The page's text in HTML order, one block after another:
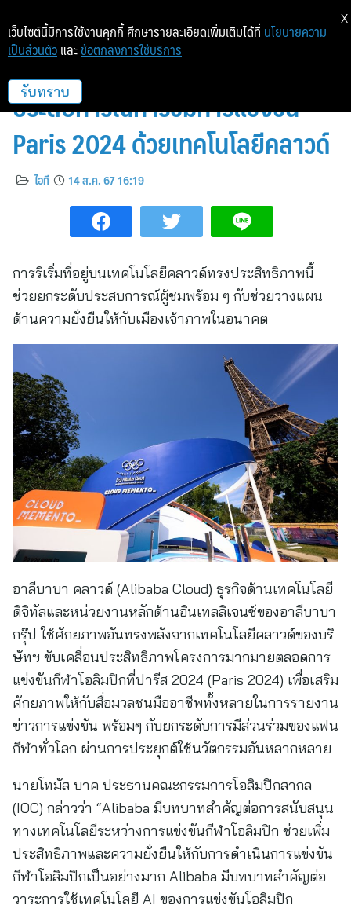
​Alibaba Cloud ยกระดับ
ประสบการณ์การชมการแข่งขัน
Paris 2024 ด้วยเทคโนโลยีคลาวด์
ไอที 14 ส.ค. 67 16:19
การริเริ่มที่อยู่บนเทคโนโลยีคลาวด์ทรงประสิทธิภาพนี้
ช่วยยกระดับประสบการณ์ผู้ชมพร้อม ๆ กับช่วยวางแผน
ด้านความยั่งยืนให้กับเมืองเจ้าภาพในอนาคต
อาลีบาบา คลาวด์ (Alibaba Cloud) ธุรกิจด้านเทคโนโลยี
ดิจิทัลและหน่วยงานหลักด้านอินเทลลิเจนซ์ของอาลีบาบา
กรุ๊ป ใช้ศักยภาพอันทรงพลังจากเทคโนโลยีคลาวด์ของบริ
ษัทฯ ขับเคลื่อนประสิทธิภาพโครงการมากมายตลอดการ
แข่งขันกีฬาโอลิมปิกที่ปารีส 2024 (Paris 2024) เพื่อเสริม
ศักยภาพให้กับสื่อมวลชนมืออาชีพทั้งหลายในการรายงาน
ข่าวการแข่งขัน พร้อมๆ กับยกระดับการมีส่วนร่วมของแฟน
กีฬาทั่วโลก ผ่านการประยุกต์ใช้นวัตกรรมอันหลากหลาย
นายโทมัส บาค ประธานคณะกรรมการโอลิมปิกสากล
(IOC) กล่าวว่า “Alibaba มีบทบาทสำคัญต่อการสนับสนุน
ทางเทคโนโลยีระหว่างการแข่งขันกีฬาโอลิมปิก ช่วยเพิ่ม
ประสิทธิภาพและความยั่งยืนให้กับการดำเนินการแข่งขัน
กีฬาโอลิมปิกเป็นอย่างมาก Alibaba มีบทบาทสำคัญต่อ
วาระการใช้เทคโนโลยี AI ของการแข่งขันโอลิมปิก
เว็บไซต์นี้มีการใช้งานคุกกี้ ศึกษารายละเอียดเพิ่มเติมได้ที่ นโยบายความ
เป็นส่วนตัว และ ข้อตกลงการใช้บริการ
รับทราบ
X